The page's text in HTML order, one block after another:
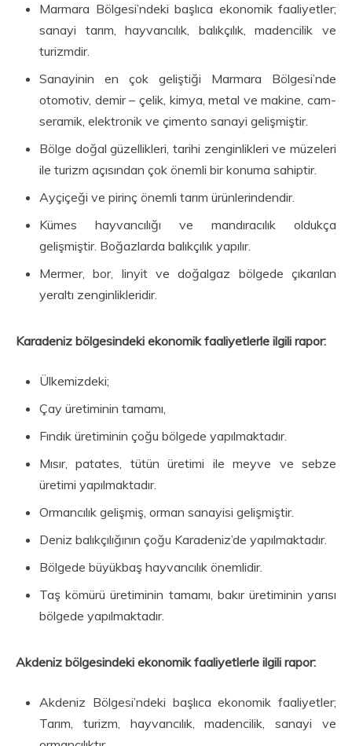
Marmara Bölgesi’ndeki başlıca ekonomik faaliyetler;
sanayi tarım, hayvancılık, balıkçılık, madencilik ve
turizmdir.
Sanayinin en çok geliştiği Marmara Bölgesi’nde
otomotiv, demir – çelik, kimya, metal ve makine, cam-
seramik, elektronik ve çimento sanayi gelişmiştir.
Bölge doğal güzellikleri, tarihi zenginlikleri ve müzeleri
ile turizm açısından çok önemli bir konuma sahiptir.
Ayçiçeği ve pirinç önemli tarım ürünlerindendir.
Kümes hayvancılığı ve mandıracılık oldukça
gelişmiştir. Boğazlarda balıkçılık yapılır.
Mermer, bor, linyit ve doğalgaz bölgede çıkarılan
yeraltı zenginlikleridir.
Karadeniz bölgesindeki ekonomik faaliyetlerle ilgili rapor:
Ülkemizdeki;
Çay üretiminin tamamı,
Fındık üretiminin çoğu bölgede yapılmaktadır.
Mısır, patates, tütün üretimi ile meyve ve sebze
üretimi yapılmaktadır.
Ormancılık gelişmiş, orman sanayisi gelişmiştir.
Deniz balıkçılığının çoğu Karadeniz’de yapılmaktadır.
Bölgede büyükbaş hayvancılık önemlidir.
Taş kömürü üretiminin tamamı, bakır üretiminin yarısı
bölgede yapılmaktadır.
Akdeniz bölgesindeki ekonomik faaliyetlerle ilgili rapor:
Akdeniz Bölgesi’ndeki başlıca ekonomik faaliyetler;
Tarım, turizm, hayvancılık, madencilik, sanayi ve